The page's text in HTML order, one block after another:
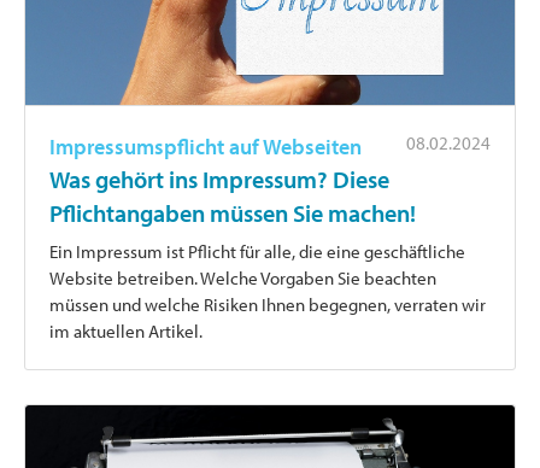
08.02.2024
Impressumspflicht auf Webseiten
Was gehört ins Impressum? Diese
Pflichtangaben müssen Sie machen!
Ein Impressum ist Pflicht für alle, die eine geschäftliche
Website betreiben. Welche Vorgaben Sie beachten
müssen und welche Risiken Ihnen begegnen, verraten wir
im aktuellen Artikel.